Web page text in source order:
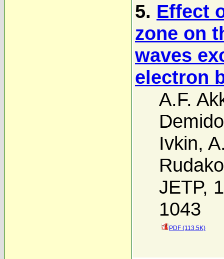
5. Effect
zone on
waves
electron
A.F.
Ivkin,
JETP,
1043
PDF (113.5K)